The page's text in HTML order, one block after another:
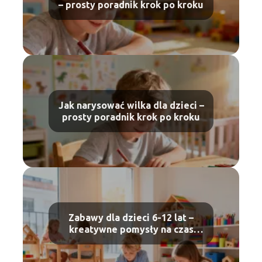
– prosty poradnik krok po kroku
Jak narysować wilka dla dzieci –
prosty poradnik krok po kroku
Zabawy dla dzieci 6-12 lat –
kreatywne pomysły na czas
wolny